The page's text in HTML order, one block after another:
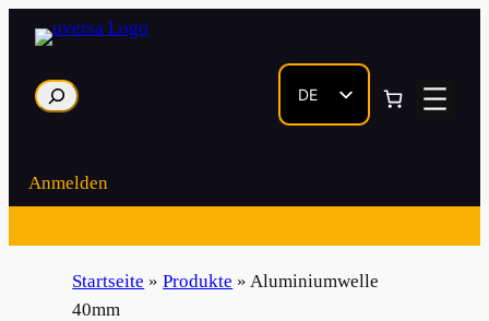
Inhalt
springen
Suche
DE
EN
Anmelden
Startseite »Produkte »Aluminiumwelle
40mm